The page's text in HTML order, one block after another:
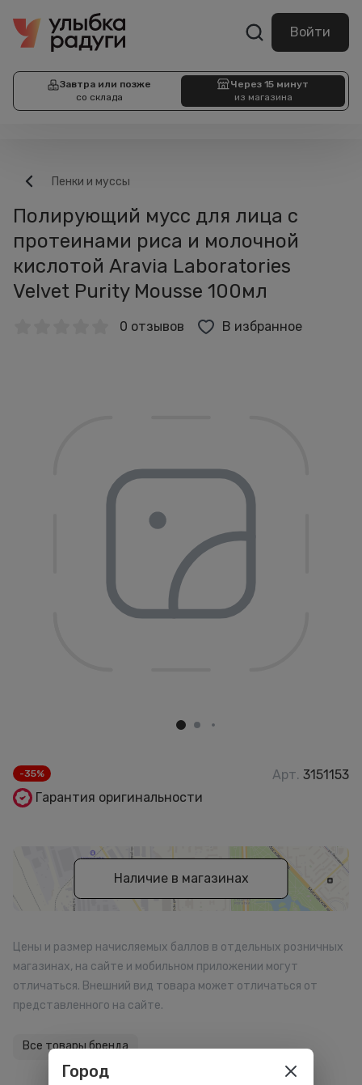
Войти
Завтра или позже
со склада
Через 15 минут
из магазина
Пенки и муссы
Полирующий мусс для лица с
протеинами риса и молочной
кислотой Aravia Laboratories
Velvet Purity Mousse 100мл
0 отзывов В избранное
-35% Арт. 3151153
Гарантия оригинальности
Наличие в магазинах
Цены и размер начисляемых баллов в отдельных розничных
магазинах, на сайте и мобильном приложении могут
отличаться. Внешний вид товара может отличаться от
представленного на сайте.
Все товары бренда
Город